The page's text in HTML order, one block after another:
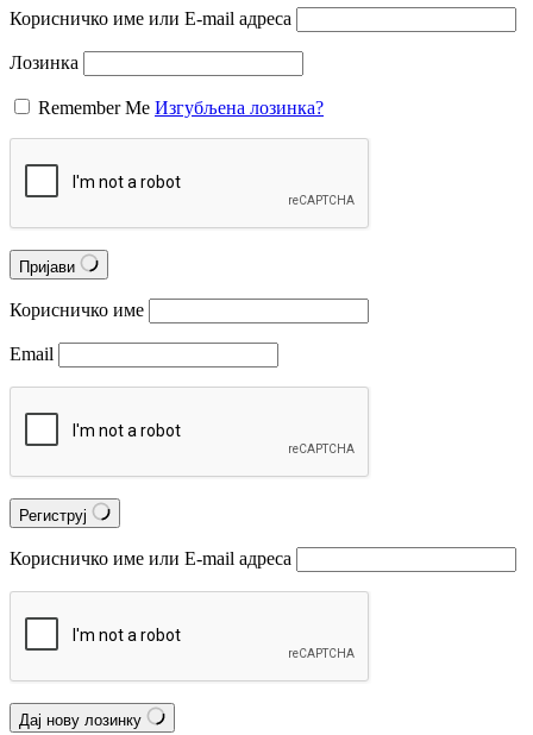
Корисничко име или Е-mail адреса
Лозинка
Remember Me Изгубљена лозинка?
Пријави
Корисничко име
Email
Региструј
Корисничко име или Е-mail адреса
Дај нову лозинку